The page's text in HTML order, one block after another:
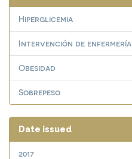
Hiperglicemia
Intervención de enfermería
Obesidad
Sobrepeso
Date issued
2017